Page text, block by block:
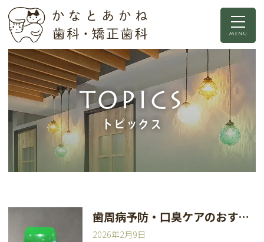
トピックス
TOPICS
歯周病予防・口臭ケアのおすすめ万能アイテム★
2026年2月9日